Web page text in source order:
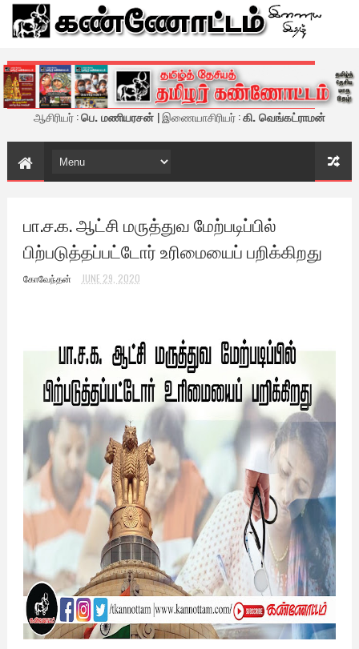
கண்ணோட்டம் - இணைய இதழ்
ஆசிரியர் :பெ. மணியரசன் | இணையாசிரியர் :கி. வெங்கட்ராமன்
பா.ச.க. ஆட்சி மருத்துவ மேற்படிப்பில்
பிற்படுத்தப்பட்டோர் உரிமையைப் பறிக்கிறது
கோவேந்தன் JUNE 29, 2020